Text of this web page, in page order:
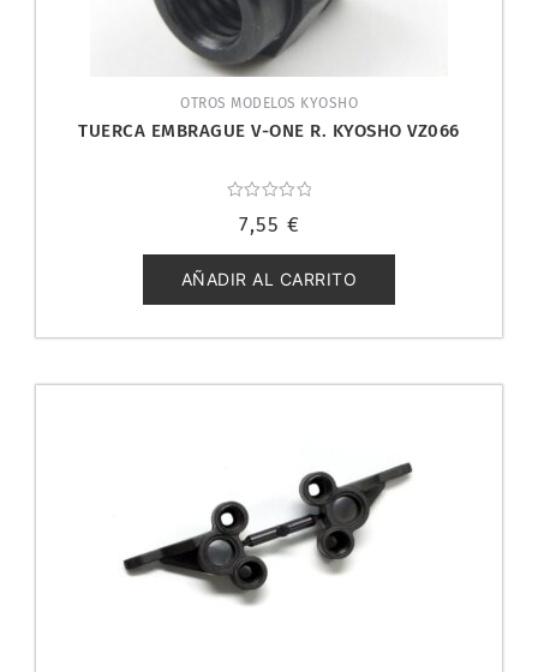
OTROS MODELOS KYOSHO
TUERCA EMBRAGUE V-ONE R. KYOSHO VZ066
con
de
5
7,55 €
AÑADIR AL CARRITO